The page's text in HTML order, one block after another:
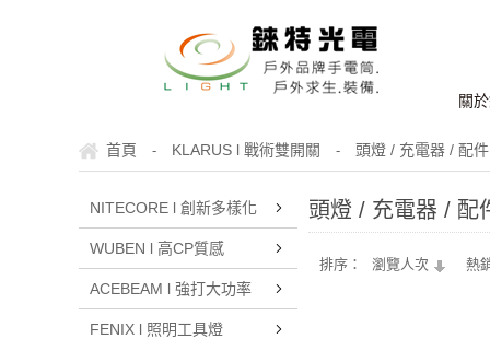
關
首頁 - KLARUS l 戰術雙開關 - 頭燈 / 充電器 / 配件
NITECORE l 創新多樣化
WUBEN l 高CP質感
ACEBEAM l 強打大功率
FENIX l 照明工具燈
頭燈 / 充電器 / 配
排序： 瀏覽人次 熱